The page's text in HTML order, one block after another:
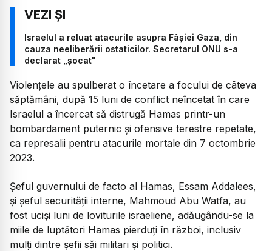
Israelul a reluat atacurile asupra Fâșiei Gaza, din
cauza neeliberării ostaticilor. Secretarul ONU s-a
declarat „șocat"
Violențele au spulberat o încetare a focului de câteva
săptămâni, după 15 luni de conflict neîncetat în care
Israelul a încercat să distrugă Hamas printr-un
bombardament puternic și ofensive terestre repetate,
ca represalii pentru atacurile mortale din 7 octombrie
2023.
Șeful guvernului de facto al Hamas, Essam Addalees,
și șeful securității interne, Mahmoud Abu Watfa, au
fost uciși luni de loviturile israeliene, adăugându-se la
miile de luptători Hamas pierduți în război, inclusiv
mulți dintre șefii săi militari și politici.